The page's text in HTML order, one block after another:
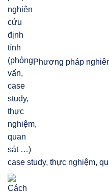
Phương pháp
case study, thực nghiệm,